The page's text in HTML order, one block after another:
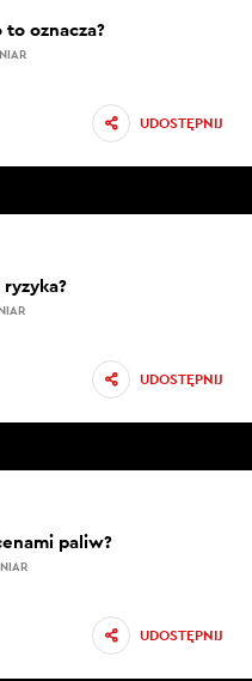
oznacza?
UDOSTĘPNIJ
UDOSTĘPNIJ
paliw?
UDOSTĘPNIJ